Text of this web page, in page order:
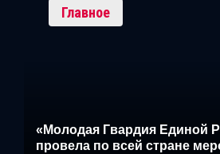
Главное
«Молодая Гвардия Единой
провела по всей стране